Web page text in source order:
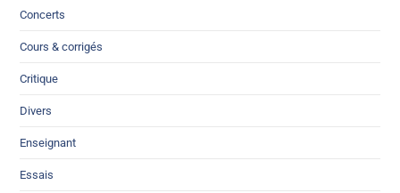
Concerts
Cours & corrigés
Critique
Divers
Enseignant
Essais